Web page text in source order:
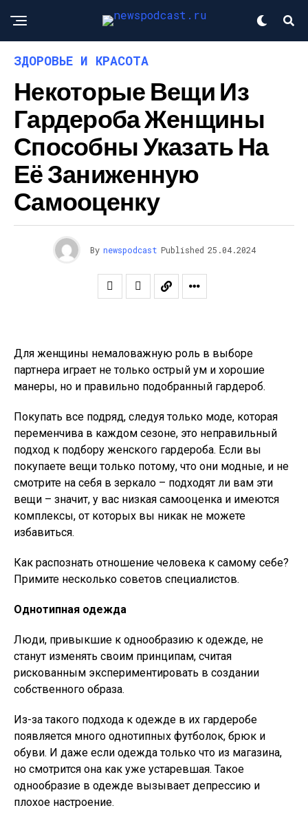
ЗДОРОВЬЕ И КРАСОТА
Некоторые Вещи Из
Гардероба Женщины
Способны Указать На
Её Заниженную
Самооценку
By newspodcast Published 25.04.2024
Для женщины немаловажную роль в выборе
партнера играет не только острый ум и хорошие
манеры, но и правильно подобранный гардероб.
Покупать все подряд, следуя только моде, которая
переменчива в каждом сезоне, это неправильный
подход к подбору женского гардероба. Если вы
покупаете вещи только потому, что они модные, и не
смотрите на себя в зеркало – подходят ли вам эти
вещи – значит, у вас низкая самооценка и имеются
комплексы, от которых вы никак не можете
избавиться.
Как распознать отношение человека к самому себе?
Примите несколько советов специалистов.
Однотипная одежда
Люди, привыкшие к однообразию к одежде, не
станут изменять своим принципам, считая
рискованным экспериментировать в создании
собственного образа.
Из-за такого подхода к одежде в их гардеробе
появляется много однотипных футболок, брюк и
обуви. И даже если одежда только что из магазина,
но смотрится она как уже устаревшая. Такое
однообразие в одежде вызывает депрессию и
плохое настроение.